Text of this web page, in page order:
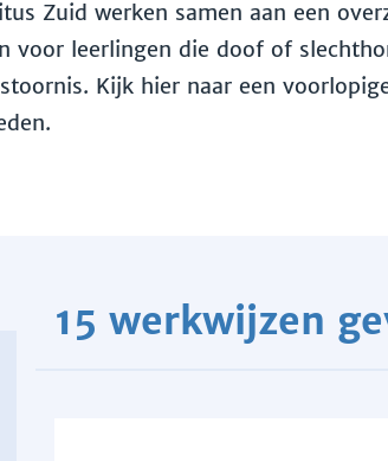
Zuid werken samen aan een
voor leerlingen die doof of
Kijk hier naar een
15 werkwijzen